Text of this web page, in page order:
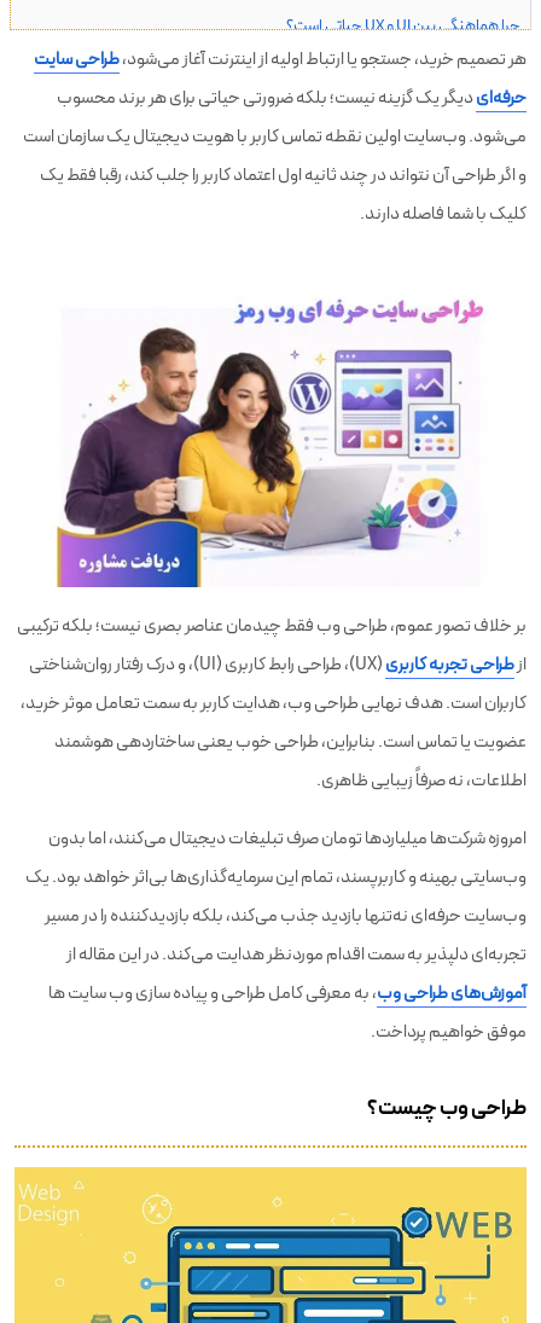
چرا هماهنگی بین UI و UX حیاتی است؟
مراحل طراحی وب‌سایت حرفه‌ای
تکنولوژی‌های مورد استفاده در طراحی وب
نقش طراحی وب در سئو و بازاریابی دیجیتال
ویژگی‌های یک وب‌سایت حرفه‌ای و موفق
سوالات متداول (FAQ)
هر تصمیم خرید، جستجو یا ارتباط اولیه از اینترنت آغاز می‌شود،طراحی سایت
حرفه‌ایدیگر یک گزینه نیست؛ بلکه ضرورتی حیاتی برای هر برند محسوب
می‌شود. وب‌سایت اولین نقطه تماس کاربر با هویت دیجیتال یک سازمان است
و اگر طراحی آن نتواند در چند ثانیه اول اعتماد کاربر را جلب کند، رقبا فقط یک
کلیک با شما فاصله دارند.
بر خلاف تصور عموم، طراحی وب فقط چیدمان عناصر بصری نیست؛ بلکه ترکیبی
ازطراحی تجربه کاربری
(UX)، طراحی رابط کاربری (UI)، و درک رفتار روان‌شناختی
کاربران است. هدف نهایی طراحی وب، هدایت کاربر به سمت تعامل موثر خرید،
عضویت یا تماس است. بنابراین، طراحی خوب یعنی ساختاردهی هوشمند
اطلاعات، نه صرفاً زیبایی ظاهری.
امروزه شرکت‌ها میلیاردها تومان صرف تبلیغات دیجیتال می‌کنند، اما بدون
وب‌سایتی بهینه و کاربرپسند، تمام این سرمایه‌گذاری‌ها بی‌اثر خواهد بود. یک
وب‌سایت حرفه‌ای نه‌تنها بازدید جذب می‌کند، بلکه بازدیدکننده را در مسیر
تجربه‌ای دلپذیر به سمت اقدام موردنظر هدایت می‌کند. در این مقاله از
آموزش‌های طراحی وب، به معرفی کامل طراحی و پیاده سازی وب سایت ها
موفق خواهیم پرداخت.
طراحی وب چیست؟